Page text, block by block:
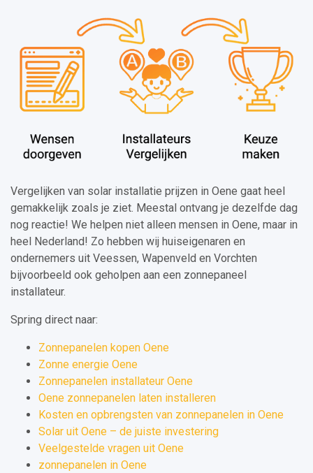
Vergelijken van solar installatie prijzen in Oene gaat heel
gemakkelijk zoals je ziet. Meestal ontvang je dezelfde dag
nog reactie! We helpen niet alleen mensen in Oene, maar in
heel Nederland! Zo hebben wij huiseigenaren en
ondernemers uit Veessen, Wapenveld en Vorchten
bijvoorbeeld ook geholpen aan een zonnepaneel
installateur.
Spring direct naar:
Zonnepanelen kopen Oene
Zonne energie Oene
Zonnepanelen installateur Oene
Oene zonnepanelen laten installeren
Kosten en opbrengsten van zonnepanelen in Oene
Solar uit Oene – de juiste investering
Veelgestelde vragen uit Oene
zonnepanelen in Oene